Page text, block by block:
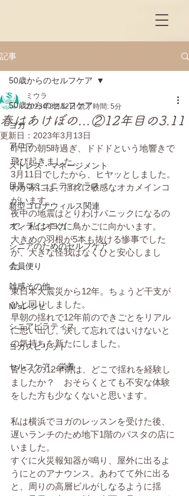
記事
50歳からのセルフケア
ヨガ
アロマ
ストレス・マネージメント
目黒コミュニティクラス
新型コロナウィルス関連
オンラインヨガ
シニアのためのセルフケア
会員便り
雑感その他
M'sレシピ
シニアピラティス
ヨガスピリット
セルフケア、栄養
50歳からのセルフケア
春はあけぼの…②12年目の3.11
ミウラ
2023年3月12日 読了時間: 5分
更新日： 2023年3月13日
昨日の朝5時過ぎ、ドドドという地響きで
飛び起きました。
3月11日でしたから、ヒヤッとしました。
わが家には、揺れに敏感なオカメインコ
がいます。
夜中の地震はとりわけパニックになるの
で、私はすぐに鳥かごに向かいます。
大きめの羽根が5本も抜ける惨事でした
が、大きな怪我はなくひと安心しまし
た。
東日本大震災から12年。ちょうど干支が
ひと回りしました。
早朝の揺れで12年前のできごとをリアル
に思い出し、決して忘れてはいけないと
の気持ちを新たにしました。
皆さんの12年前は、どこで揺れを経験し
ましたか？　おそらくとても不安な体験
をした方も少なくないと思います。
私は横浜でヨガのレッスンを受けた後、
遅いランチのため地下1階のパスタの店に
いました。
すぐに火災報知器が鳴り、屋外に出るよ
うにとのアナウンス。あわてて外に出る
と、周りの高層ビルがしなるように揺